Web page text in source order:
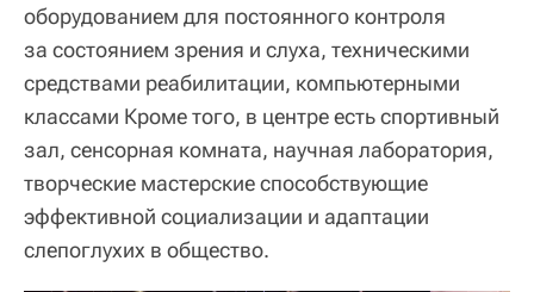
оборудованием для постоянного контроля
за состоянием зрения и слуха, техническими
средствами реабилитации, компьютерными
классами Кроме того, в центре есть спортивный
зал, сенсорная комната, научная лаборатория,
творческие мастерские способствующие
эффективной социализации и адаптации
слепоглухих в общество.